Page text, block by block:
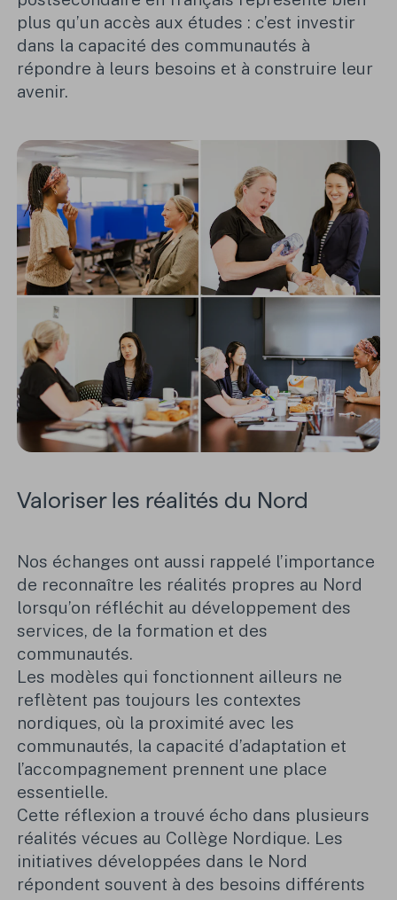
plus qu’un accès aux études : c’est investir
dans la capacité des communautés à
répondre à leurs besoins et à construire leur
avenir.
Valoriser les réalités du Nord
Nos échanges ont aussi rappelé l’importance
de reconnaître les réalités propres au Nord
lorsqu’on réfléchit au développement des
services, de la formation et des
communautés.
Les modèles qui fonctionnent ailleurs ne
reflètent pas toujours les contextes
nordiques, où la proximité avec les
communautés, la capacité d’adaptation et
l’accompagnement prennent une place
essentielle.
Cette réflexion a trouvé écho dans plusieurs
réalités vécues au Collège Nordique. Les
initiatives développées dans le Nord
répondent souvent à des besoins différents